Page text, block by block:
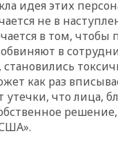
идея этих
не в
в том, чтобы
в
становились
как раз
что лица,